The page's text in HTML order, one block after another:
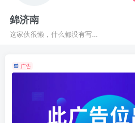
錦济南
这家伙很懒，什么都没有写...
广告